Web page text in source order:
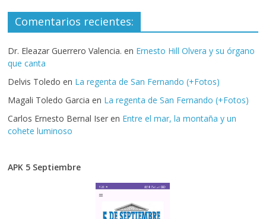
Comentarios recientes:
Dr. Eleazar Guerrero Valencia. en Ernesto Hill Olvera y su órgano
que canta
Delvis Toledo en La regenta de San Fernando (+Fotos)
Magali Toledo Garcia en La regenta de San Fernando (+Fotos)
Carlos Ernesto Bernal Iser en Entre el mar, la montaña y un
cohete luminoso
APK 5 Septiembre